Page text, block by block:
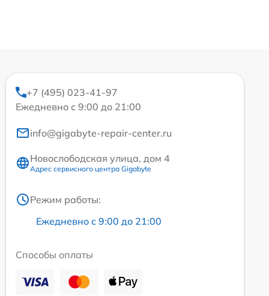
+7 (495) 023-41-97
Ежедневно с 9:00 до 21:00
info@gigabyte-repair-center.ru
Новослободская улица, дом 4
Адрес сервисного центра Gigabyte
Режим работы:
Ежедневно с 9:00 до 21:00
Способы оплаты